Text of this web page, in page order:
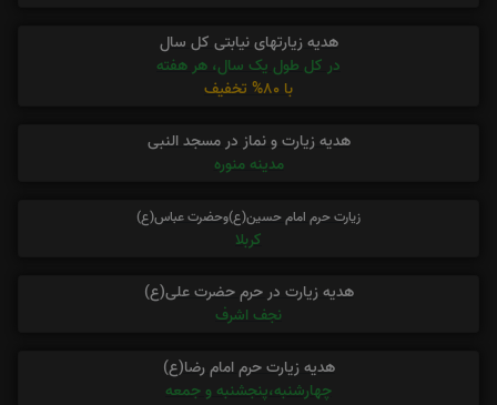
هدیه زیارتهای نیابتی کل سال
در کل طول یک سال، هر هفته
با 80% تخفیف
هدیه زیارت و نماز در مسجد النبی
مدینه منوره
زیارت حرم امام حسین(ع)وحضرت عباس(ع)
کربلا
هدیه زیارت در حرم حضرت علی(ع)
نجف اشرف
هدیه زیارت حرم امام رضا(ع)
چهارشنبه،پنجشنبه و جمعه